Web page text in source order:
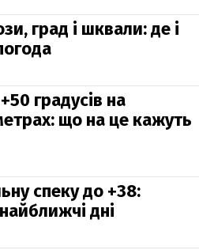
град і шквали: де і
градусів на
що на це кажуть
спеку до +38:
дні